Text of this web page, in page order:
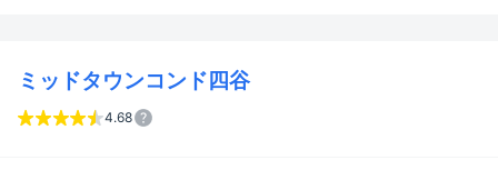
ミッドタウンコンド四谷
4.68